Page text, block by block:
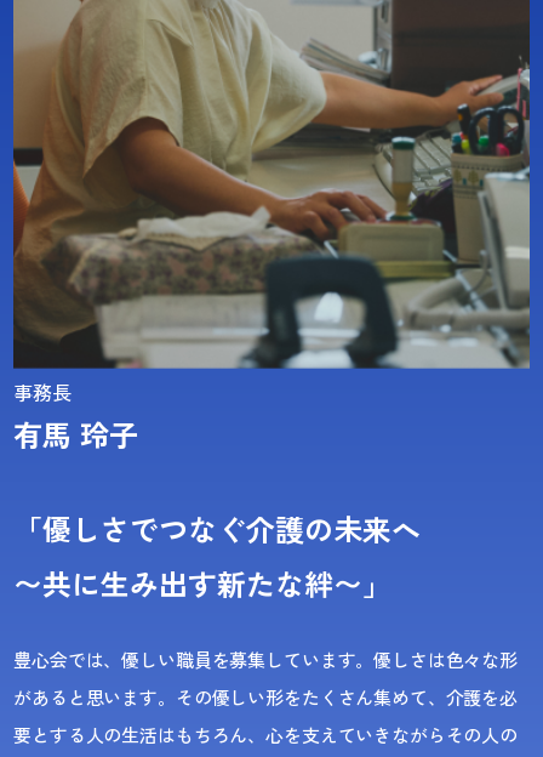
事務長
有馬 玲子
「優しさでつなぐ介護の未来へ
〜共に生み出す新たな絆〜」
豊心会では、優しい職員を募集しています。優しさは色々な形
があると思います。その優しい形をたくさん集めて、介護を必
要とする 人の生活はもちろん、心を支えていきながらその人の